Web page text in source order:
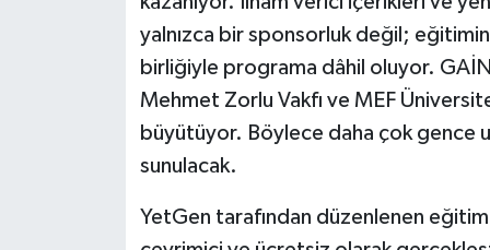
yalnızca bir sponsorluk değil;
birliğiyle programa dâhil oluyor.
Mehmet Zorlu Vakfı ve MEF
büyütüyor. Böylece daha çok gence
sunulacak.
YetGen tarafından düzenlenen eğitim